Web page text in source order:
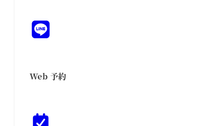
Web 予約